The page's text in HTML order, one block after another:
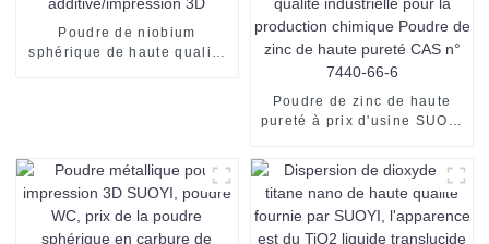
Poudre de niobium
sphérique de haute qualité
Poudre de zinc de haute
pureté à prix d'usine SUOYI
de qualité industrielle pour
la production chimique
Poudre de zinc de haute
pureté CAS n° 7440-66-6